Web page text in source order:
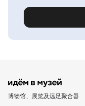
博物馆、展览及远足聚合器